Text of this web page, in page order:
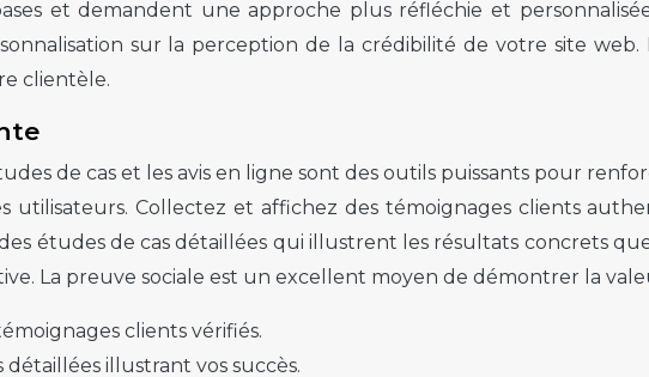
et demandent une approche plus réfléchie et
sur la perception de la crédibilité de votre site
clientèle.
de cas et les avis en ligne sont des outils puissants pour
utilisateurs. Collectez et affichez des témoignages clients
études de cas détaillées qui illustrent les résultats concrets
La preuve sociale est un excellent moyen de démontrer la
clients vérifiés.
illustrant vos succès.